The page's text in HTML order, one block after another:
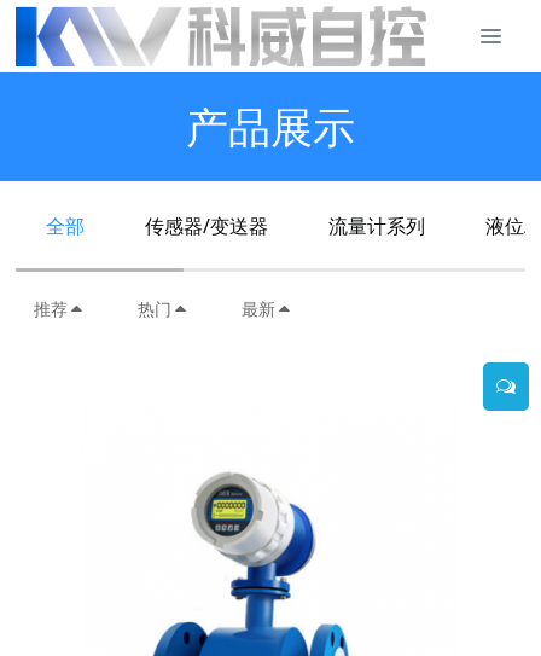
产品展示
全部 传感器/变送器 流量计系列 液位/
推荐 热门 最新